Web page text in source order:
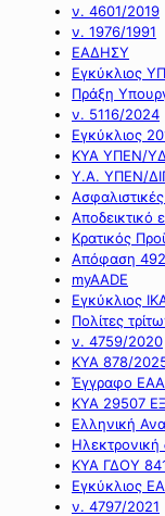
ν. 4601/2019
ν. 1976/1991
ΕΑΔΗΣΥ
Εγκύκλιος
Πράξη
ν. 5116/2024
Εγκύκλιος
ΚΥΑ ΥΠΕΝ/
Υ.Α. ΥΠΕΝ/
Αποδεικτικό
Κρατικός
Απόφαση
myAADE
Εγκύκλιος
Πολίτες
ν. 4759/2020
ΚΥΑ 878/
Έγγραφο
ΚΥΑ 29507
Ελληνική
Ηλεκτρονική
ΚΥΑ ΓΔΟΥ
Εγκύκλιος
ν. 4797/2021